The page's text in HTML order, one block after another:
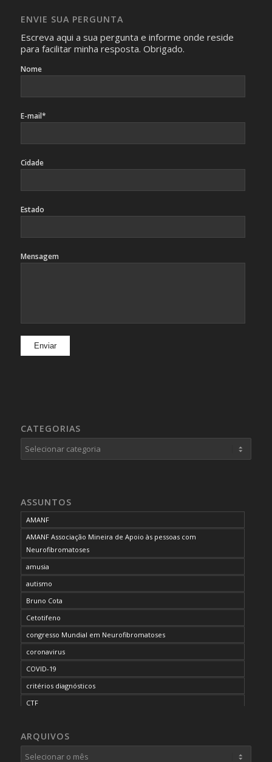
identificação da pessoa fotografada.
ENVIE SUA PERGUNTA
Escreva aqui a sua pergunta e informe onde reside
para facilitar minha resposta. Obrigado.
Nome
E-mail*
Cidade
Estado
Mensagem
CATEGORIAS
Categorias
ASSUNTOS
AMANF
AMANF Associação Mineira de Apoio às pessoas com
Neurofibromatoses
amusia
autismo
Bruno Cota
Cetotifeno
congresso Mundial em Neurofibromatoses
coronavirus
COVID-19
critérios diagnósticos
CTF
desordem do processamento auditivo
diagnóstico
ARQUIVOS